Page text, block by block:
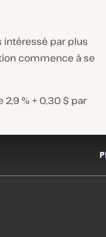
intéressé par plus
commence à se
2,9 % + 0,30 $ par